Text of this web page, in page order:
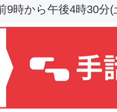
9時から午後4時30分